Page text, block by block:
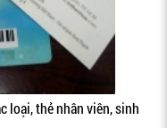
loại, thẻ nhân viên, sinh